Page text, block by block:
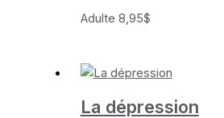
Adulte 8,95$
La dépression